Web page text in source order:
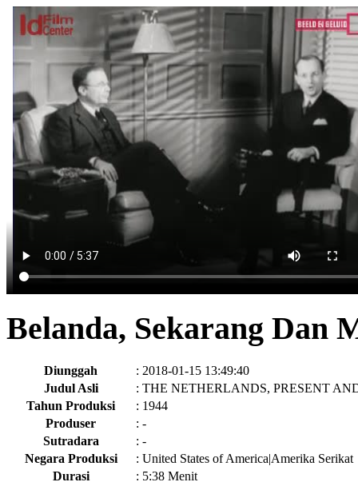
Belanda, Sekarang Dan
Diunggah : 2018-01-15 13:49:40
Judul Asli
: THE NETHERLANDS, PRESENT
Tahun Produksi
: 1944
Produser
: -
Sutradara
: -
Negara Produksi
: United States of America|Amerika Serikat
Durasi
: 5:38 Menit